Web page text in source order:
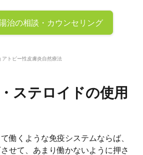
治の相談・カウンセリング
アトピー性皮膚炎自然療法
ステロイドの使用
働くような免疫システムならば、
せて、あまり働かないように押さ